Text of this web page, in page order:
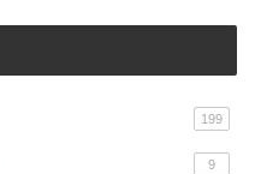
199
9